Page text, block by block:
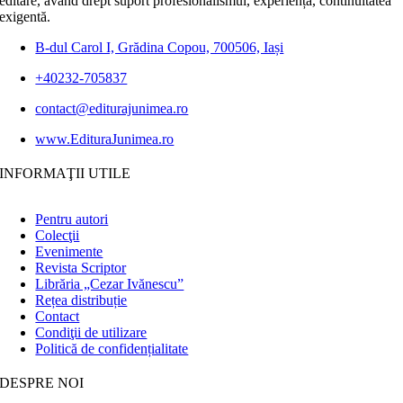
exigentă.
B-dul Carol I, Grădina Copou, 700506, Iași
+40232-705837
contact@editurajunimea.ro
www.EdituraJunimea.ro
INFORMAŢII UTILE
Pentru autori
Colecţii
Evenimente
Revista Scriptor
Librăria „Cezar Ivănescu”
Rețea distribuție
Contact
Condiţii de utilizare
Politică de confidențialitate
DESPRE NOI